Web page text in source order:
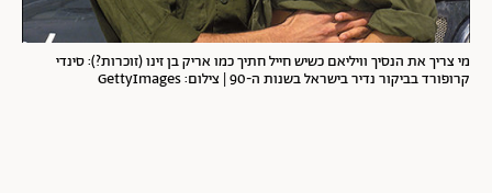
מי צריך את הנסיך וויליאם כשיש חייל חתיך כמו אריק בן זינו (זוכרות?): סינדי
קרופורד בביקור נדיר בישראל בשנות ה-90 | צילום: GettyImages